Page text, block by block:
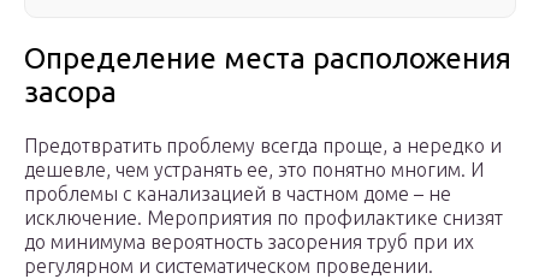
Определение места расположения
засора
Предотвратить проблему всегда проще, а нередко и
дешевле, чем устранять ее, это понятно многим. И
проблемы с канализацией в частном доме – не
исключение. Мероприятия по профилактике снизят
до минимума вероятность засорения труб при их
регулярном и систематическом проведении.